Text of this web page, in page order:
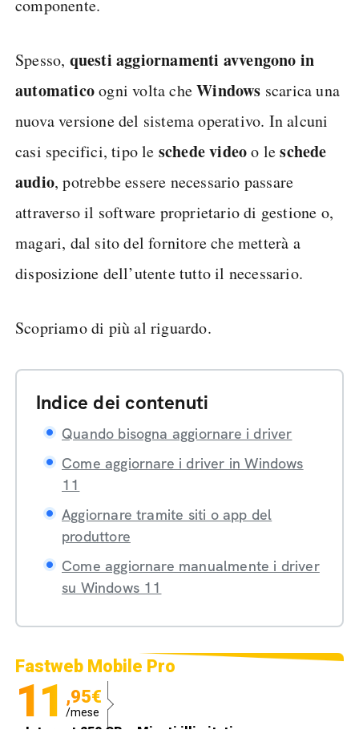
componente.
Spesso, questi aggiornamenti avvengono in
automaticoogni volta cheWindows scarica una
nuova versione del sistema operativo. In alcuni
casi specifici, tipo le schede videoo leschede
audio, potrebbe essere necessario passare
attraverso il software proprietario di gestione o,
magari, dal sito del fornitore che metterà a
disposizione dell’utente tutto il necessario.
Scopriamo di più al riguardo.
Indice dei contenuti
Quando bisogna aggiornare i driver
Come aggiornare i driver in Windows
11
Aggiornare tramite siti o app del
produttore
Come aggiornare manualmente i driver
su Windows 11
Fastweb Mobile Pro
11 ,95€
/mese
Internet 250 GB e Minuti illimitati